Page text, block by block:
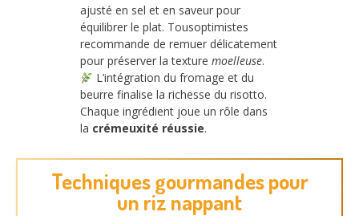
ajusté en sel et en saveur pour
équilibrer le plat. Tousoptimistes
recommande de remuer délicatement
pour préserver la texture moelleuse.
L’intégration du fromage et du
beurre finalise la richesse du risotto.
Chaque ingrédient joue un rôle dans
la crémeuxité réussie.
Techniques gourmandes pour
un riz nappant